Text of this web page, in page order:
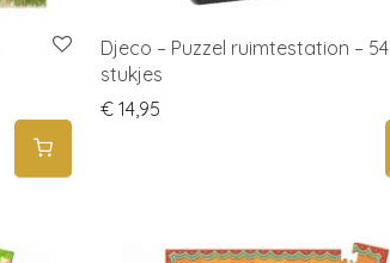
Djeco – Puzzel ruimtestation – 54
stukjes
€14,95